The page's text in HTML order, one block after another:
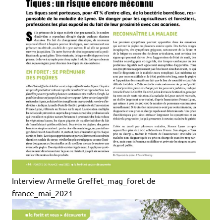
Interview Armelle Greffet_mag_foret de
france_mai_2021